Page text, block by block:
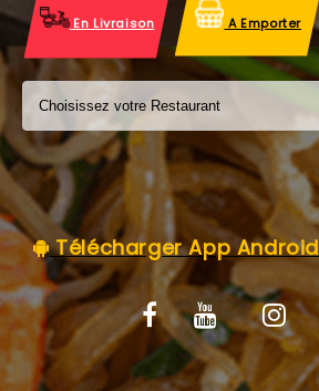
VOS AVIS
MENTIONS LÉGALES
C.G.V
En Livraison A Emporter
Télécharger App Android